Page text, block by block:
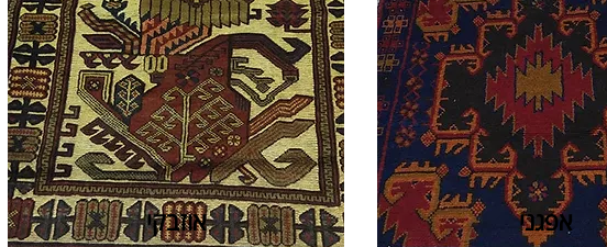
אוזבקי אפגני